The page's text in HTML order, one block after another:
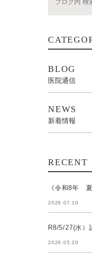
BLOG
医院通信
NEWS
新着情報
RECENT
《令和8年
2026.07.10
R8/5/27(水）
2026.05.20